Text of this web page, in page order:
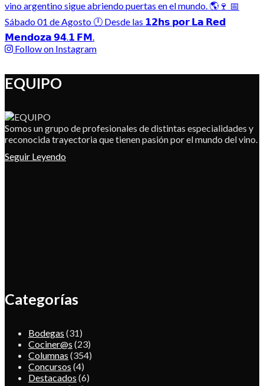
Follow on Instagram
EQUIPO
Somos un grupo de profesionales de distintas especialidades y
reconocida trayectoria que tienen pasión por el mundo del vino.
Seguir Leyendo
Categorías
Bodegas (31)
Cociner@s (23)
Columnas (354)
Concursos (4)
Destacados (6)